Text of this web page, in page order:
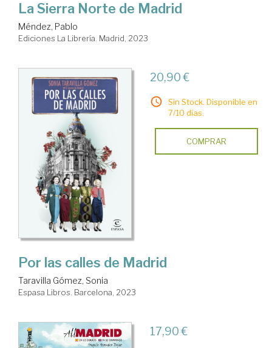
La Sierra Norte de Madrid
Méndez, Pablo
Ediciones La Librería. Madrid, 2023
20,90 €
Sin Stock. Disponible en
7/10 días.
COMPRAR
Por las calles de Madrid
Taravilla Gómez, Sonia
Espasa Libros. Barcelona, 2023
17,90 €